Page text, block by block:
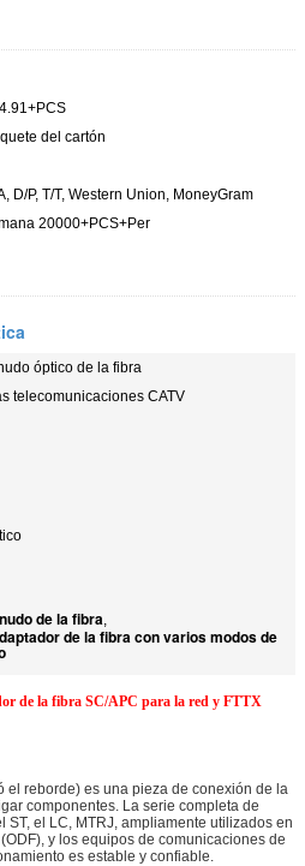
del cartón
D/P, T/T, Western Union, MoneyGram
20000+PCS+Per
óptico de la fibra
telecomunicaciones CATV
de la fibra,
de la fibra con varios modos de
de la fibra SC/APC para la red y FTTX
el reborde) es una pieza de conexión de la
componentes. La serie completa de
ST, el LC, MTRJ, ampliamente utilizados en
y los equipos de comunicaciones de
es estable y confiable.